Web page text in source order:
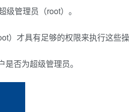
管理员（root）。
）才具有足够的权限来执行这些操
否为超级管理员。